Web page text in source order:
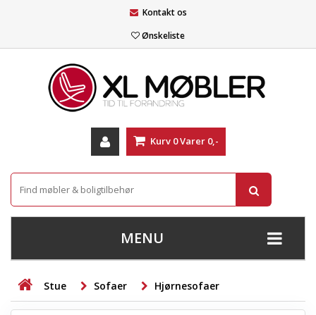
Kontakt os
Ønskeliste
Kurv 0Varer 0,-
MENU
+
STUE
Stue Sofaer Hjørnesofaer